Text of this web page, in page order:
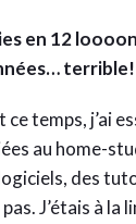
en 12
terrible!
temps, j’ai
au home-
des
J’étais à la